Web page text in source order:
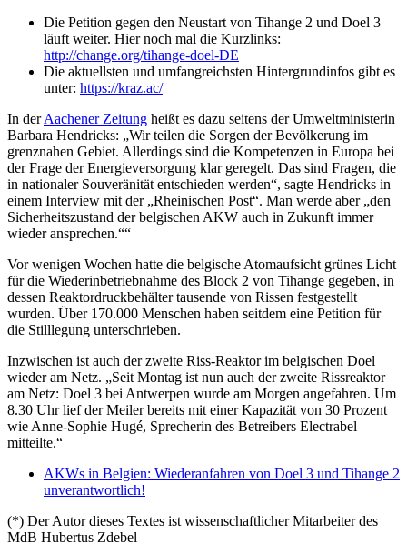
Die Petition gegen den Neustart von Tihange 2 und Doel 3
läuft weiter. Hier noch mal die Kurzlinks:
http://change.org/tihange-doel-DE
Die aktuellsten und umfangreichsten Hintergrundinfos gibt es
unter: https://kraz.ac/
In derAachener Zeitung heißt es dazu seitens der Umweltministerin
Barbara Hendricks: „Wir teilen die Sorgen der Bevölkerung im
grenznahen Gebiet. Allerdings sind die Kompetenzen in Europa bei
der Frage der Energieversorgung klar geregelt. Das sind Fragen, die
in nationaler Souveränität entschieden werden“, sagte Hendricks in
einem Interview mit der „Rheinischen Post“. Man werde aber „den
Sicherheitszustand der belgischen AKW auch in Zukunft immer
wieder ansprechen.““
Vor wenigen Wochen hatte die belgische Atomaufsicht grünes Licht
für die Wiederinbetriebnahme des Block 2 von Tihange gegeben, in
dessen Reaktordruckbehälter tausende von Rissen festgestellt
wurden. Über 170.000 Menschen haben seitdem eine Petition für
die Stilllegung unterschrieben.
Inzwischen ist auch der zweite Riss-Reaktor im belgischen Doel
wieder am Netz. „Seit Montag ist nun auch der zweite Rissreaktor
am Netz: Doel 3 bei Antwerpen wurde am Morgen angefahren. Um
8.30 Uhr lief der Meiler bereits mit einer Kapazität von 30 Prozent
wie Anne-Sophie Hugé, Sprecherin des Betreibers Electrabel
mitteilte.“
AKWs in Belgien: Wiederanfahren von Doel 3 und Tihange 2
unverantwortlich!
(*) Der Autor dieses Textes ist wissenschaftlicher Mitarbeiter des
MdB Hubertus Zdebel